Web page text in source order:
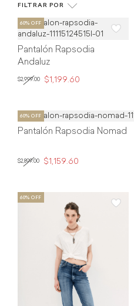
FILTRAR POR
Pantalón Rapsodia
Andaluz
$2,999.00 $1,199.60
Pantalón Rapsodia Nomad
$2,899.00 $1,159.60